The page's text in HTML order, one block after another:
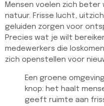
Mensen voelen zich beter
natuur. Frisse lucht,
geluiden zorgen voor
Precies wat je wilt
medewerkers die
zich openstellen voor
Een groene
knop: het haalt
geeft ruimte aan